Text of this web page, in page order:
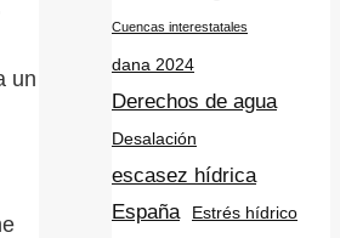
un
Cuencas interestatales
dana 2024
Derechos de agua
Desalación
escasez hídrica
España
Estrés hídrico